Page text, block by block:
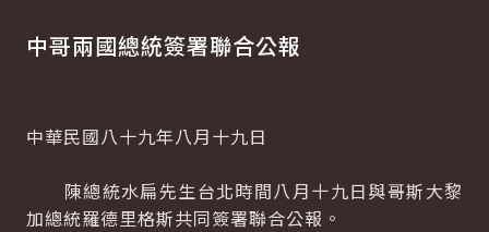
中哥兩國總統簽署聯合公報
中華民國八十九年八月十九日
陳總統水扁先生台北時間八月十九日與哥斯大黎
加總統羅德里格斯共同簽署聯合公報。